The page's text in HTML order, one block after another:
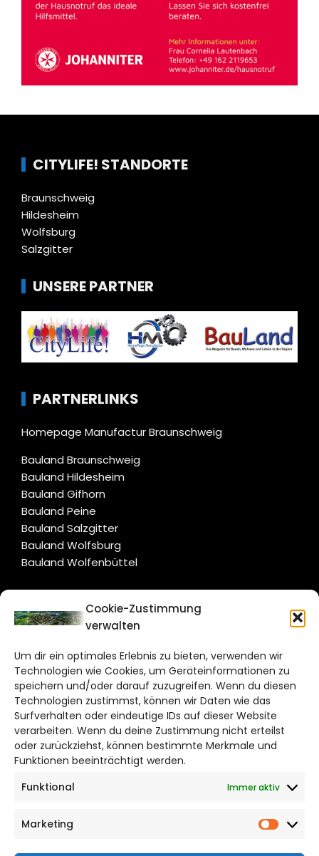
Cookie-Zustimmung
verwalten
Um dir ein optimales Erlebnis zu bieten, verwenden wir
Technologien wie Cookies, um Geräteinformationen zu
speichern und/oder darauf zuzugreifen. Wenn du diesen
Technologien zustimmst, können wir Daten wie das
Surfverhalten oder eindeutige IDs auf dieser Website
verarbeiten. Wenn du deine Zustimmung nicht erteilst
oder zurückziehst, können bestimmte Merkmale und
Funktionen beeinträchtigt werden.
Funktional
Immer aktiv
Marketing
CITYLIFE! STANDORTE
Braunschweig
Hildesheim
Wolfsburg
Salzgitter
UNSERE PARTNER
PARTNERLINKS
Homepage Manufactur Braunschweig
Bauland Braunschweig
Bauland Hildesheim
Bauland Gifhorn
Bauland Peine
Bauland Salzgitter
Bauland Wolfsburg
Bauland Wolfenbüttel
CITYLIFE!
Bruchtorwall 12
38100 Braunschweig
Telefon: 0531 387220 – 65
DAS STADTMAGAZIN FÜR
SALZGITTER
Impressum
Cookie Richtlinie